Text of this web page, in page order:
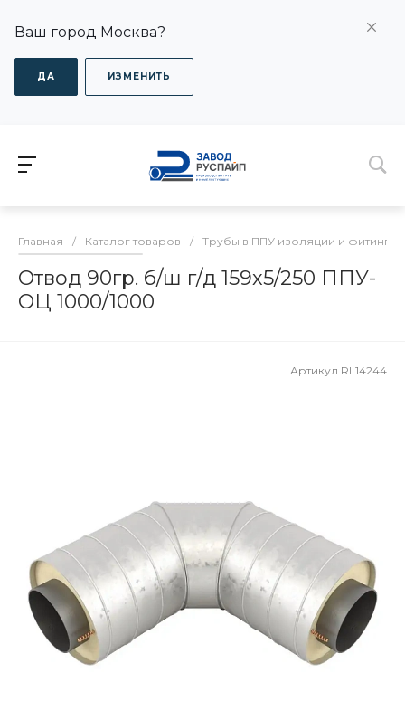
Ваш город Москва?
ДА ИЗМЕНИТЬ
Главная / Каталог товаров / Трубы в ППУ изоляции и фитинги
Отвод 90гр. б/ш г/д 159х5/250 ППУ-
ОЦ 1000/1000
Артикул RL14244